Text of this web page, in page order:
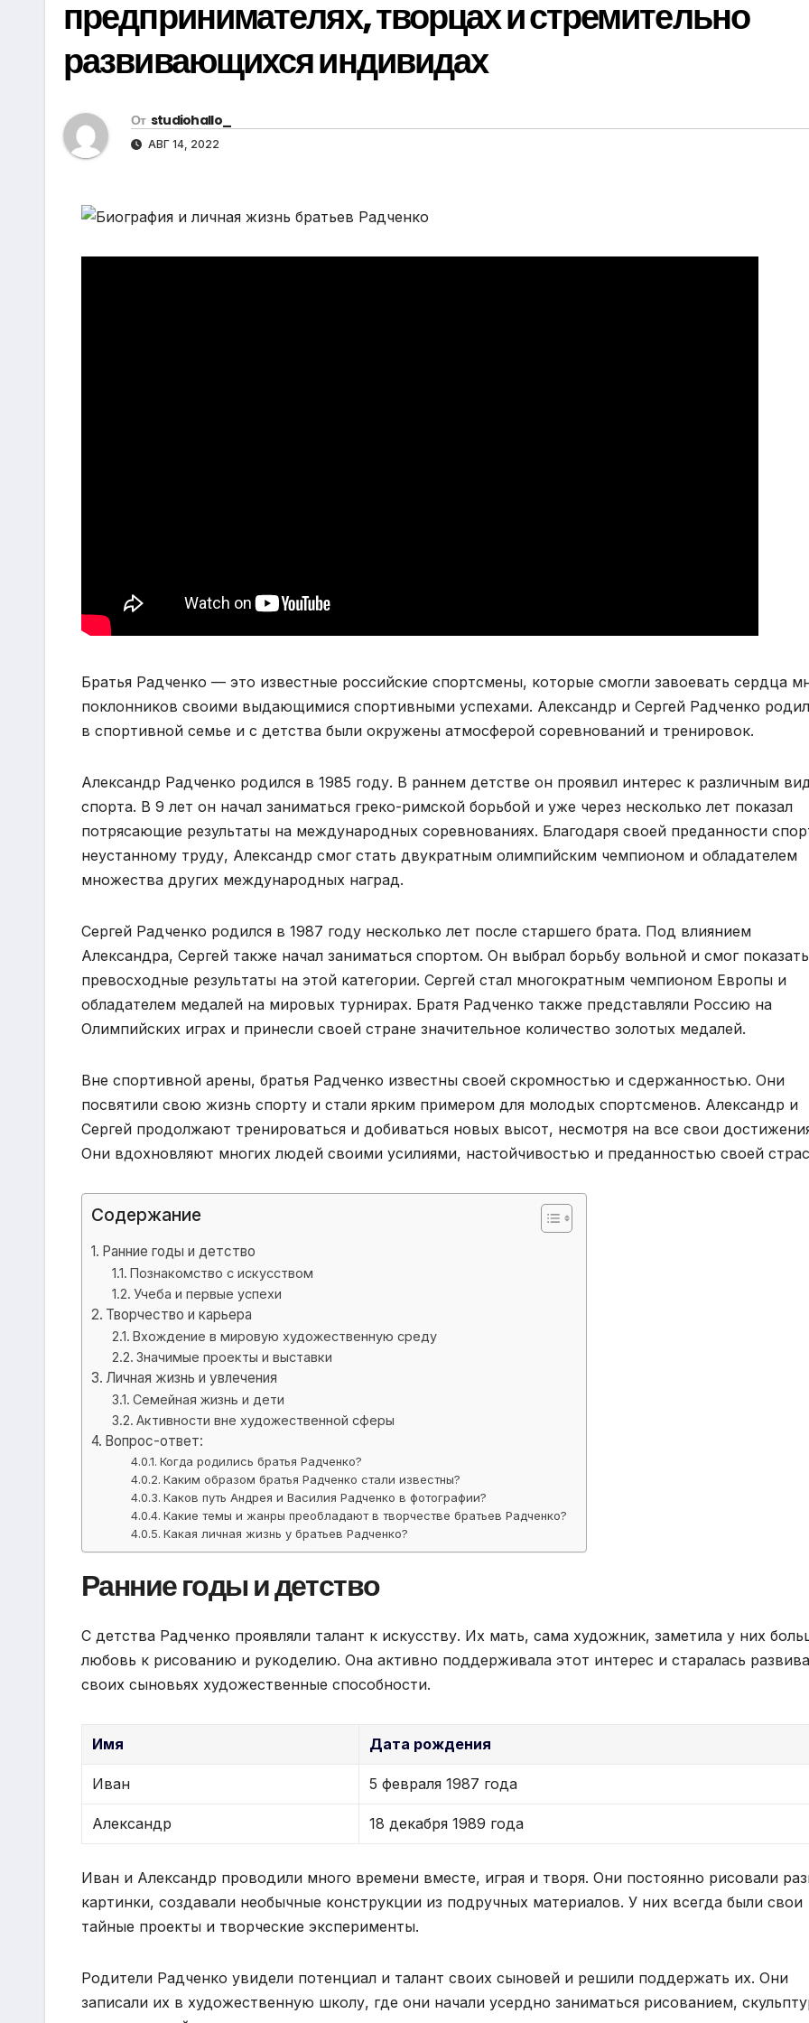
предпринимателях, творцах и стремительно
развивающихся индивидах
От studiohallo_
АВГ 14, 2022
Братья Радченко — это известные российские спортсмены, которые смогли завоевать сердца
поклонников своими выдающимися спортивными успехами. Александр и Сергей Радченко
в спортивной семье и с детства были окружены атмосферой соревнований и тренировок.
Александр Радченко родился в 1985 году. В раннем детстве он проявил интерес к различным
спорта. В 9 лет он начал заниматься греко-римской борьбой и уже через несколько лет показал
потрясающие результаты на международных соревнованиях. Благодаря своей преданности
неустанному труду, Александр смог стать двукратным олимпийским чемпионом и обладателем
множества других международных наград.
Сергей Радченко родился в 1987 году несколько лет после старшего брата. Под влиянием
Александра, Сергей также начал заниматься спортом. Он выбрал борьбу вольной и смог показать
превосходные результаты на этой категории. Сергей стал многократным чемпионом Европы и
обладателем медалей на мировых турнирах. Братя Радченко также представляли Россию на
Олимпийских играх и принесли своей стране значительное количество золотых медалей.
Вне спортивной арены, братья Радченко известны своей скромностью и сдержанностью. Они
посвятили свою жизнь спорту и стали ярким примером для молодых спортсменов. Александр и
Сергей продолжают тренироваться и добиваться новых высот, несмотря на все свои
Они вдохновляют многих людей своими усилиями, настойчивостью и преданностью своей
Содержание
Ранние годы и детство
Познакомство с искусством
Учеба и первые успехи
Творчество и карьера
Вхождение в мировую художественную среду
Значимые проекты и выставки
Личная жизнь и увлечения
Семейная жизнь и дети
Активности вне художественной сферы
Вопрос-ответ:
Когда родились братья Радченко?
Каким образом братья Радченко стали известны?
Каков путь Андрея и Василия Радченко в фотографии?
Какие темы и жанры преобладают в творчестве братьев Радченко?
Какая личная жизнь у братьев Радченко?
Ранние годы и детство
С детства Радченко проявляли талант к искусству. Их мать, сама художник, заметила у них
любовь к рисованию и рукоделию. Она активно поддерживала этот интерес и старалась
своих сыновьях художественные способности.
Имя Дата рождения
Иван 5 февраля 1987 года
Александр 18 декабря 1989 года
Иван и Александр проводили много времени вместе, играя и творя. Они постоянно рисовали
картинки, создавали необычные конструкции из подручных материалов. У них всегда были свои
тайные проекты и творческие эксперименты.
Родители Радченко увидели потенциал и талант своих сыновей и решили поддержать их. Они
записали их в художественную школу, где они начали усердно заниматься рисованием,